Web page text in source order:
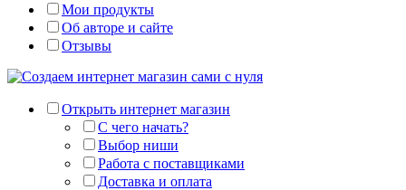
Мои продукты
Об авторе и сайте
Отзывы
Открыть интернет магазин
С чего начать?
Выбор ниши
Работа с поставщиками
Доставка и оплата